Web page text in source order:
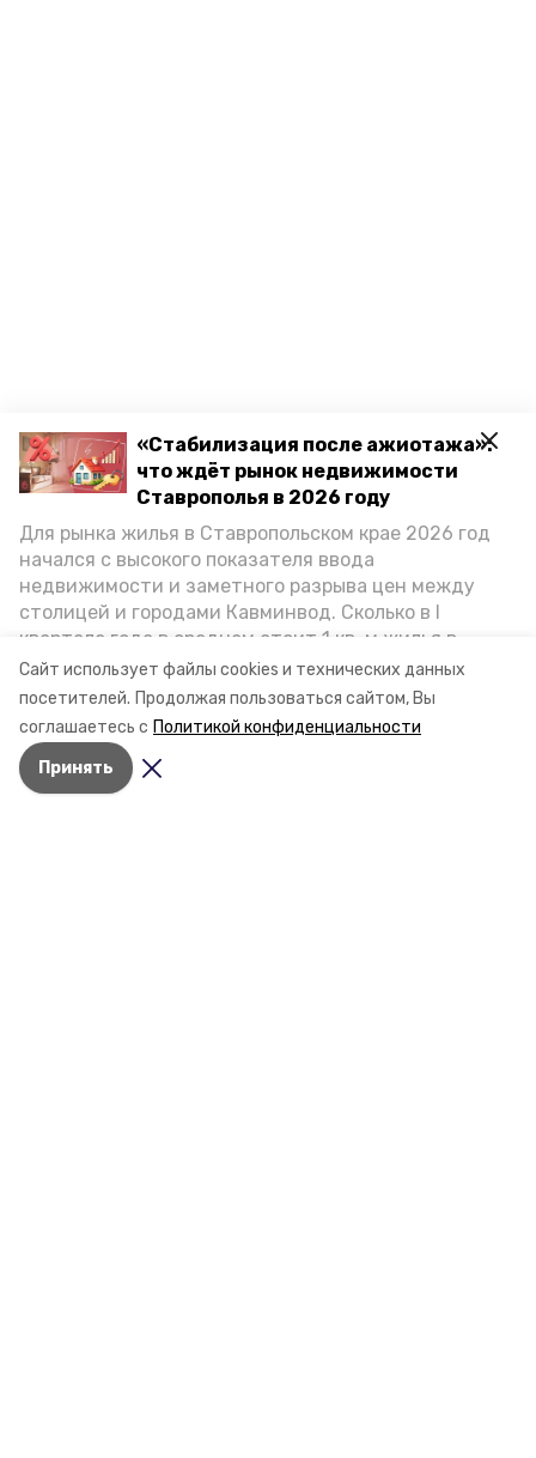
Сайт использует файлы cookies и технических данных
посетителей. Продолжая пользоваться сайтом, Вы
соглашаетесь с Политикой конфиденциальности
Принять
«Стабилизация после ажиотажа»:
что ждёт рынок недвижимости
Ставрополья в 2026 году
Для рынка жилья в Ставропольском крае 2026 год
начался с высокого показателя ввода
недвижимости и заметного разрыва цен между
столицей и городами Кавминвод. Сколько в I
квартале года в среднем стоит 1 кв. м жилья в
городах и округах региона, как изменился спрос на
первичку и вторичку, какова себестоимость
стройки собственного жилья в этом году и какие
прогнозы о стоимости квадратных метров дают
эксперты, выясняла корреспондент «Победы26».